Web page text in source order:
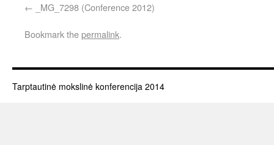
_MG_7298 (Conference 2012)
Bookmark thepermalink.
Tarptautinė mokslinė konferencija 2014